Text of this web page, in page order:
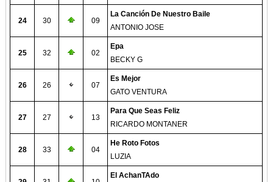
24 30 09
La Canción De Nuestro Baile
ANTONIO JOSE
25 32 02
Epa
BECKY G
26 26 07
Es Mejor
GATO VENTURA
27 27 13
Para Que Seas Feliz
RICARDO MONTANER
28 33 04
He Roto Fotos
LUZIA
El AchanTAdo